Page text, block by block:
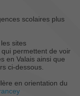
scolaires plus
sites
qui permettent de voir
en Valais ainsi que
ci-dessous.
en orientation du